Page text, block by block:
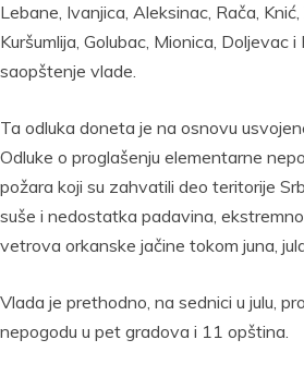
Lebane, Ivanjica, Aleksinac, Rača,
Kuršumlija, Golubac, Mionica, Doljevac
saopštenje vlade.
Ta odluka doneta je na osnovu
Odluke o proglašenju elementarne
požara koji su zahvatili deo teritorije
suše i nedostatka padavina,
vetrova orkanske jačine tokom juna,
Vlada je prethodno, na sednici u julu,
nepogodu u pet gradova i 11 opština.